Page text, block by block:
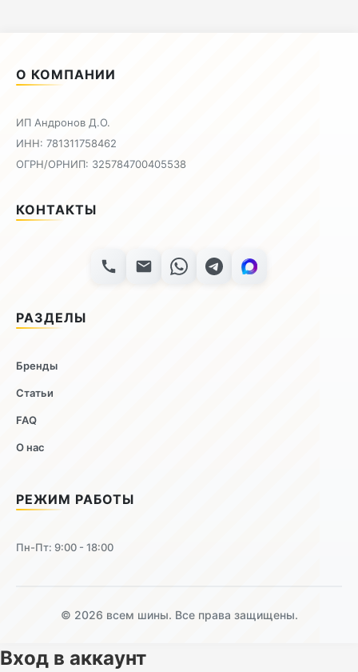
О КОМПАНИИ
ИП Андронов Д.О.
ИНН: 781311758462
ОГРН/ОРНИП: 325784700405538
КОНТАКТЫ
РАЗДЕЛЫ
Бренды
Статьи
FAQ
О нас
РЕЖИМ РАБОТЫ
Пн-Пт: 9:00 - 18:00
© 2026 всем шины. Все права защищены.
Вход в аккаунт